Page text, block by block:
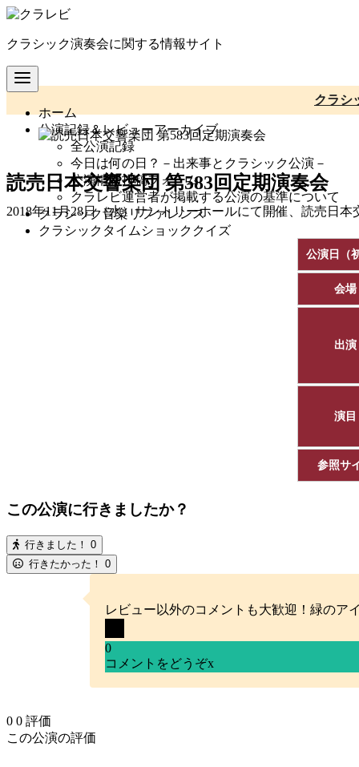
コ
テ
ン
ツ
移
クラシック演奏会に関する情報サイト
ホーム
公演記録＆レビューアーカイブ
全公演記録
今日は何の日？－出来事とクラシック公演－
公演情報投稿フォーム
クラレビ運営者が掲載する公演の基準について
クラシック音楽リファレンス
クラシックタイムショッククイズ
クラシ
読売日本交響楽団 第583回定期演奏会
2018年11月28日（水）サントリーホールにて開催、読売日
公演日（
会場
出演
演目
参照サ
この公演に行きましたか？
行きました！ 0
行きたかった！ 0
レビュー以外のコメントも大歓迎！緑のア
0
コメントをどうぞx
0 0 評価
この公演の評価